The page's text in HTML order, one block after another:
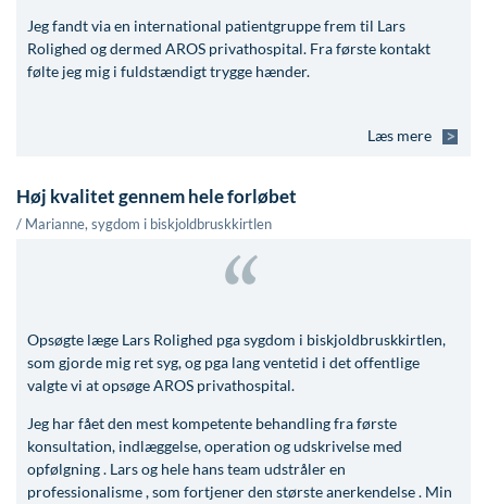
Jeg fandt via en international patientgruppe frem til Lars
Rolighed og dermed AROS privathospital. Fra første kontakt
følte jeg mig i fuldstændigt trygge hænder.
Læs mere
Høj kvalitet gennem hele forløbet
/ Marianne, sygdom i biskjoldbruskkirtlen
Opsøgte læge Lars Rolighed pga sygdom i biskjoldbruskkirtlen,
som gjorde mig ret syg, og pga lang ventetid i det offentlige
valgte vi at opsøge AROS privathospital.
Jeg har fået den mest kompetente behandling fra første
konsultation, indlæggelse, operation og udskrivelse med
opfølgning . Lars og hele hans team udstråler en
professionalisme , som fortjener den største anerkendelse . Min